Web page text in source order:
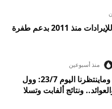
إنتل تتجاوز التوقعات بأسرع نمو للإيرادات منذ 2011 بدعم طفرة
منذ أسبوعين
ملخص الأسواق: ماحدث بالأمس وماينتظرنا اليوم 23/7: وول
ونتائج ألفابت وتسلا